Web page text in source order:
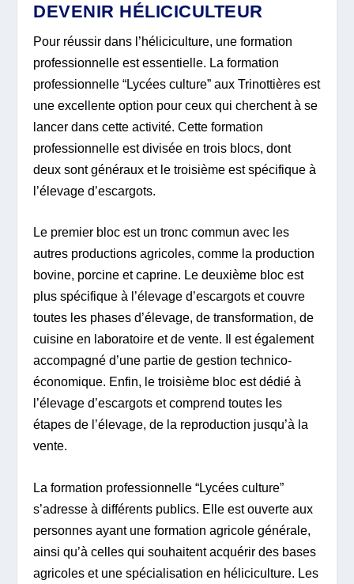
DEVENIR HÉLICICULTEUR
Pour réussir dans l’héliciculture, une formation
professionnelle est essentielle. La formation
professionnelle “Lycées culture” aux Trinottières est
une excellente option pour ceux qui cherchent à se
lancer dans cette activité. Cette formation
professionnelle est divisée en trois blocs, dont
deux sont généraux et le troisième est spécifique à
l’élevage d’escargots.
Le premier bloc est un tronc commun avec les
autres productions agricoles, comme la production
bovine, porcine et caprine. Le deuxième bloc est
plus spécifique à l’élevage d’escargots et couvre
toutes les phases d’élevage, de transformation, de
cuisine en laboratoire et de vente. Il est également
accompagné d’une partie de gestion technico-
économique. Enfin, le troisième bloc est dédié à
l’élevage d’escargots et comprend toutes les
étapes de l’élevage, de la reproduction jusqu’à la
vente.
La formation professionnelle “Lycées culture”
s’adresse à différents publics. Elle est ouverte aux
personnes ayant une formation agricole générale,
ainsi qu’à celles qui souhaitent acquérir des bases
agricoles et une spécialisation en héliciculture. Les